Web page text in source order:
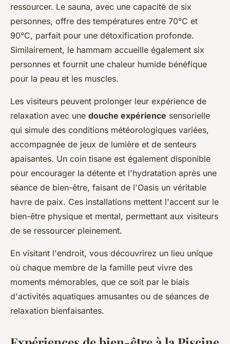
ressourcer. Le sauna, avec une capacité de six
personnes, offre des températures entre 70°C et
90°C, parfait pour une détoxification profonde.
Similairement, le hammam accueille également six
personnes et fournit une chaleur humide bénéfique
pour la peau et les muscles.
Les visiteurs peuvent prolonger leur expérience de
relaxation avec une douche expérience sensorielle
qui simule des conditions météorologiques variées,
accompagnée de jeux de lumière et de senteurs
apaisantes. Un coin tisane est également disponible
pour encourager la détente et l'hydratation après une
séance de bien-être, faisant de l'Oasis un véritable
havre de paix. Ces installations mettent l'accent sur le
bien-être physique et mental, permettant aux visiteurs
de se ressourcer pleinement.
En visitant l'endroit, vous découvrirez un lieu unique
où chaque membre de la famille peut vivre des
moments mémorables, que ce soit par le biais
d'activités aquatiques amusantes ou de séances de
relaxation bienfaisantes.